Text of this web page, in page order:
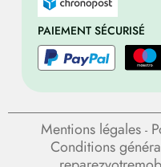
PAIEMENT SÉCURISÉ
Mentions légales -
Conditions